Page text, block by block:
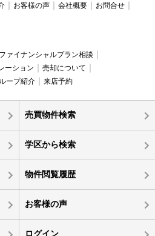
お客様の声 会社概要
お問合せ
ファイナンシャルプラン相談
ーション
売却について
ープ紹介 来店予約
売買物件検索
学区から検索
物件閲覧履歴
お客様の声
ログイン